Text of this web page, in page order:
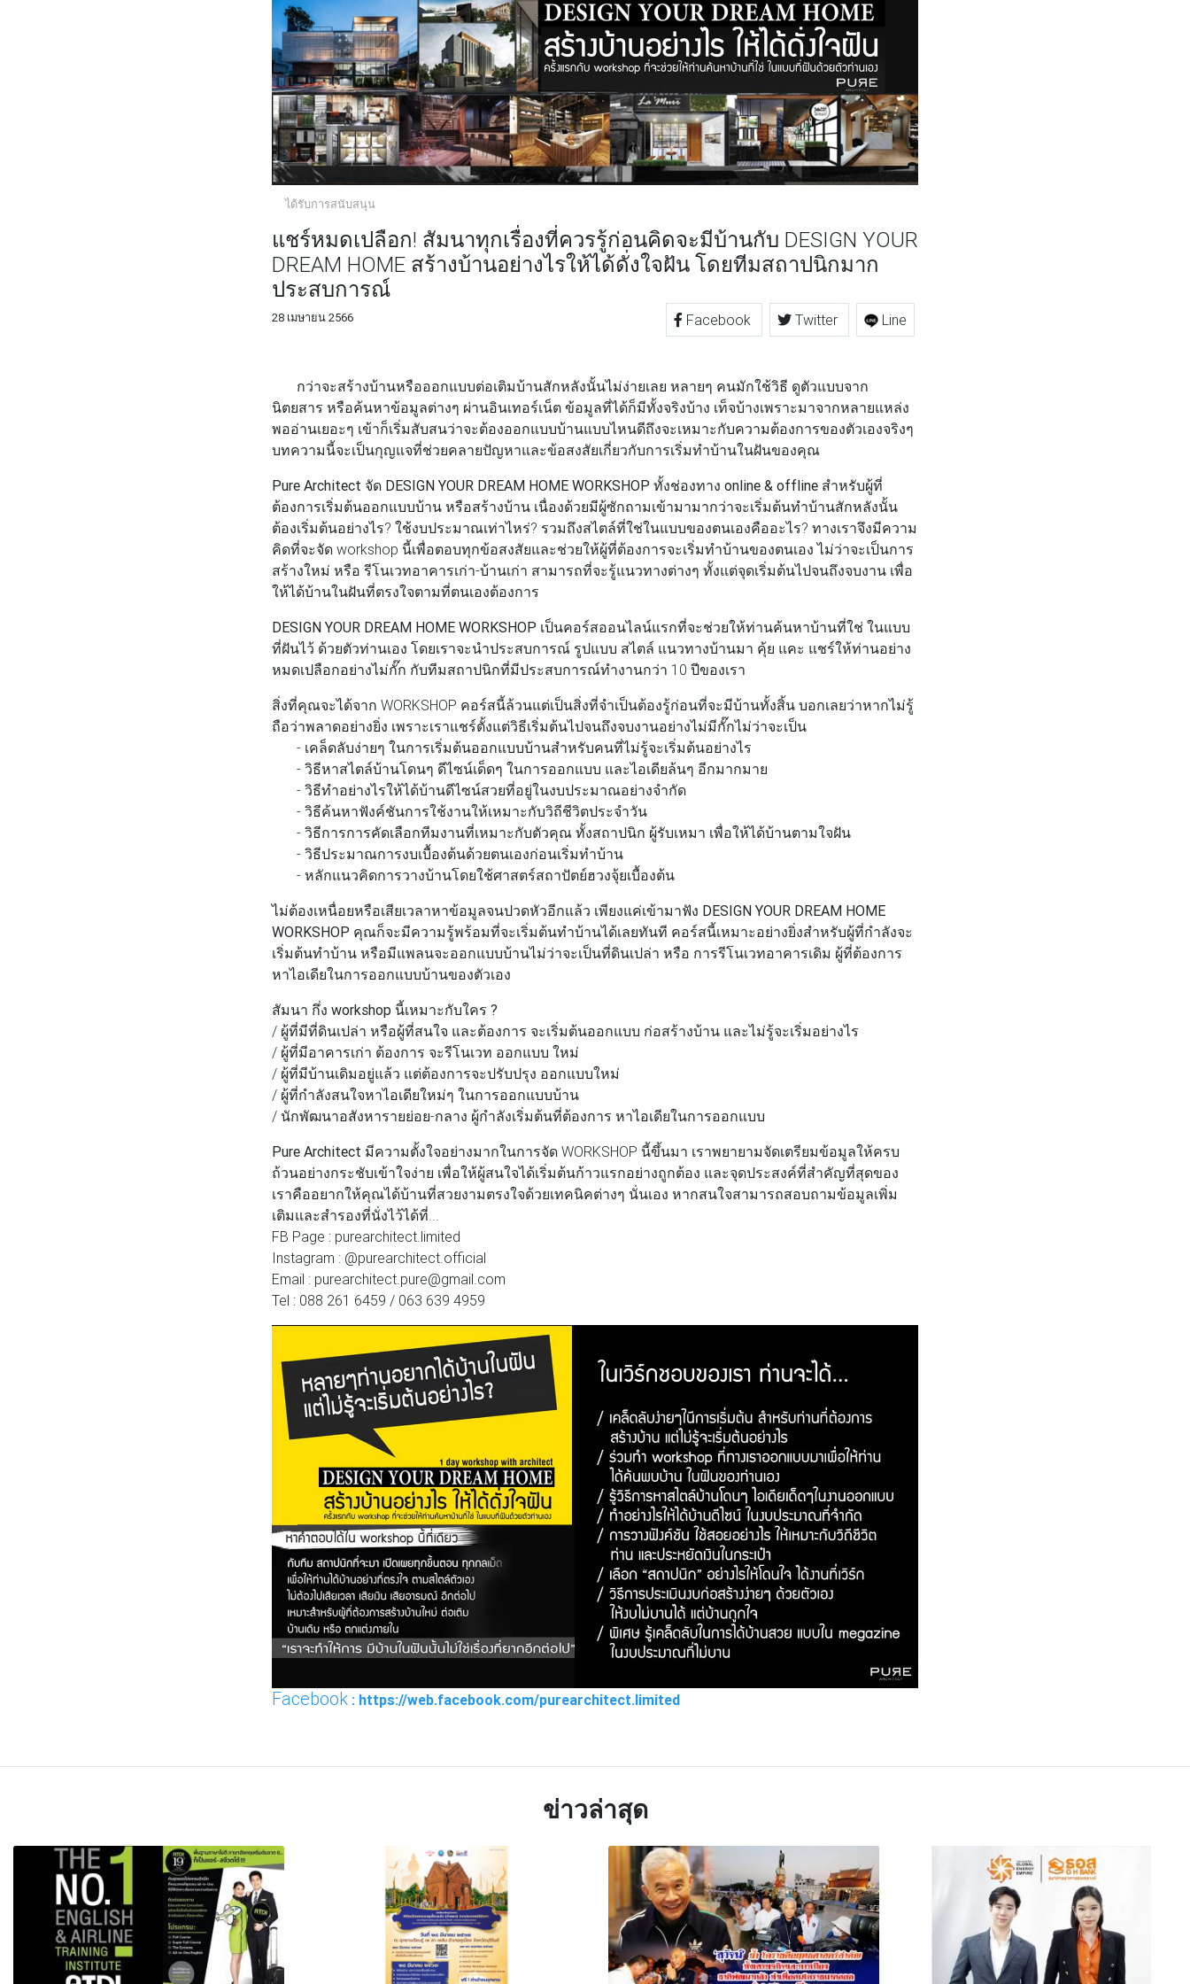
ได้รับการสนับสนุน
แชร์หมดเปลือก! สัมนาทุกเรื่องที่ควรรู้ก่อนคิดจะมีบ้านกับ DESIGN YOUR
DREAM HOME สร้างบ้านอย่างไรให้ได้ดั่งใจฝัน โดยทีมสถาปนิกมาก
ประสบการณ์
28 เมษายน 2566 Facebook Twitter
Line
กว่าจะสร้างบ้านหรือออกแบบต่อเติมบ้านสักหลังนั้นไม่ง่ายเลย หลายๆ คนมักใช้วิธี ดูตัวแบบจาก
นิตยสาร หรือค้นหาข้อมูลต่างๆ ผ่านอินเทอร์เน็ต ข้อมูลที่ได้ก็มีทั้งจริงบ้าง เท็จบ้างเพราะมาจากหลายแหล่ง
พออ่านเยอะๆ เข้าก็เริ่มสับสนว่าจะต้องออกแบบบ้านแบบไหนดีถึงจะเหมาะกับความต้องการของตัวเองจริงๆ
บทความนี้จะเป็นกุญแจที่ช่วยคลายปัญหาและข้อสงสัยเกี่ยวกับการเริ่มทำบ้านในฝันของคุณ
Pure Architect จัด DESIGN YOUR DREAM HOME WORKSHOP ทั้งช่องทาง online & offline สำหรับผู้ที่
ต้องการเริ่มต้นออกแบบบ้าน หรือสร้างบ้าน เนื่องด้วยมีผู้ซักถามเข้ามามากว่าจะเริ่มต้นทำบ้านสักหลังนั้น
ต้องเริ่มต้นอย่างไร? ใช้งบประมาณเท่าไหร่? รวมถึงสไตล์ที่ใช่ในแบบของตนเองคืออะไร? ทางเราจึงมีความ
คิดที่จะจัด workshop นี้เพื่อตอบทุกข้อสงสัยและช่วยให้ผู้ที่ต้องการจะเริ่มทำบ้านของตนเอง ไม่ว่าจะเป็นการ
สร้างใหม่ หรือ รีโนเวทอาคารเก่า-บ้านเก่า สามารถที่จะรู้แนวทางต่างๆ ทั้งแต่จุดเริ่มต้นไปจนถึงจบงาน เพื่อ
ให้ได้บ้านในฝันที่ตรงใจตามที่ตนเองต้องการ
DESIGN YOUR DREAM HOME WORKSHOP เป็นคอร์สออนไลน์แรกที่จะช่วยให้ท่านค้นหาบ้านที่ใช่ ในแบบ
ที่ฝันไว้ ด้วยตัวท่านเอง โดยเราจะนำประสบการณ์ รูปแบบ สไตล์ แนวทางบ้านมา คุ้ย แคะ แชร์ให้ท่านอย่าง
หมดเปลือกอย่างไม่กั๊ก กับทีมสถาปนิกที่มีประสบการณ์ทำงานกว่า 10 ปีของเรา
สิ่งที่คุณจะได้จาก WORKSHOP คอร์สนี้ล้วนแต่เป็นสิ่งที่จำเป็นต้องรู้ก่อนที่จะมีบ้านทั้งสิ้น บอกเลยว่าหากไม่รู้
ถือว่าพลาดอย่างยิ่ง เพราะเราแชร์ตั้งแต่วิธีเริ่มต้นไปจนถึงจบงานอย่างไม่มีกั๊กไม่ว่าจะเป็น
- เคล็ดลับง่ายๆ ในการเริ่มต้นออกแบบบ้านสำหรับคนที่ไม่รู้จะเริ่มต้นอย่างไร
- วิธีหาสไตล์บ้านโดนๆ ดีไซน์เด็ดๆ ในการออกแบบ และไอเดียล้นๆ อีกมากมาย
- วิธีทำอย่างไรให้ได้บ้านดีไซน์สวยที่อยู่ในงบประมาณอย่างจำกัด
- วิธีค้นหาฟังค์ชันการใช้งานให้เหมาะกับวิถีชีวิตประจำวัน
- วิธีการการคัดเลือกทีมงานที่เหมาะกับตัวคุณ ทั้งสถาปนิก ผู้รับเหมา เพื่อให้ได้บ้านตามใจฝัน
- วิธีประมาณการงบเบื้องต้นด้วยตนเองก่อนเริ่มทำบ้าน
- หลักแนวคิดการวางบ้านโดยใช้ศาสตร์สถาปัตย์ฮวงจุ้ยเบื้องต้น
ไม่ต้องเหนื่อยหรือเสียเวลาหาข้อมูลจนปวดหัวอีกแล้ว เพียงแค่เข้ามาฟัง DESIGN YOUR DREAM HOME
WORKSHOP คุณก็จะมีความรู้พร้อมที่จะเริ่มต้นทำบ้านได้เลยทันที คอร์สนี้เหมาะอย่างยิ่งสำหรับผู้ที่กำลังจะ
เริ่มต้นทำบ้าน หรือมีแพลนจะออกแบบบ้านไม่ว่าจะเป็นที่ดินเปล่า หรือ การรีโนเวทอาคารเดิม ผู้ที่ต้องการ
หาไอเดียในการออกแบบบ้านของตัวเอง
สัมนา กึ่ง workshop นี้เหมาะกับใคร ?
/ ผู้ที่มีที่ดินเปล่า หรือผู้ที่สนใจ และต้องการ จะเริ่มต้นออกแบบ ก่อสร้างบ้าน และไม่รู้จะเริ่มอย่างไร
/ ผู้ที่มีอาคารเก่า ต้องการ จะรีโนเวท ออกแบบ ใหม่
/ ผู้ที่มีบ้านเดิมอยู่แล้ว แต่ต้องการจะปรับปรุง ออกแบบใหม่
/ ผู้ที่กำลังสนใจหาไอเดียใหม่ๆ ในการออกแบบบ้าน
/ นักพัฒนาอสังหารายย่อย-กลาง ผู้กำลังเริ่มต้นที่ต้องการ หาไอเดียในการออกแบบ
Pure Architect มีความตั้งใจอย่างมากในการจัด WORKSHOP นี้ขึ้นมา เราพยายามจัดเตรียมข้อมูลให้ครบ
ถ้วนอย่างกระชับเข้าใจง่าย เพื่อให้ผู้สนใจได้เริ่มต้นก้าวแรกอย่างถูกต้อง และจุดประสงค์ที่สำคัญที่สุดของ
เราคืออยากให้คุณได้บ้านที่สวยงามตรงใจด้วยเทคนิคต่างๆ นั่นเอง หากสนใจสามารถสอบถามข้อมูลเพิ่ม
เติมและสำรองที่นั่งไว้ได้ที่...
FB Page : purearchitect.limited
Instagram : @purearchitect.official
Email : purearchitect.pure@gmail.com
Tel : 088 261 6459 / 063 639 4959
Facebook : https://web.facebook.com/purearchitect.limited
ข่าวล่าสุด